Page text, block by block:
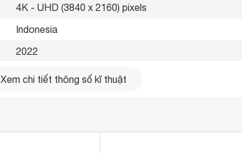
4K - UHD (3840 x 2160) pixels
Indonesia
2022
Có
Xem chi tiết thông số kĩ thuật